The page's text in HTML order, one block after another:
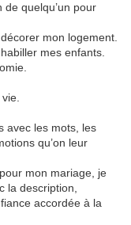
de quelqu’un pour
mon logement.
mes enfants.
avec les mots, les
qu’on leur
mon mariage, je
la description,
accordée à la